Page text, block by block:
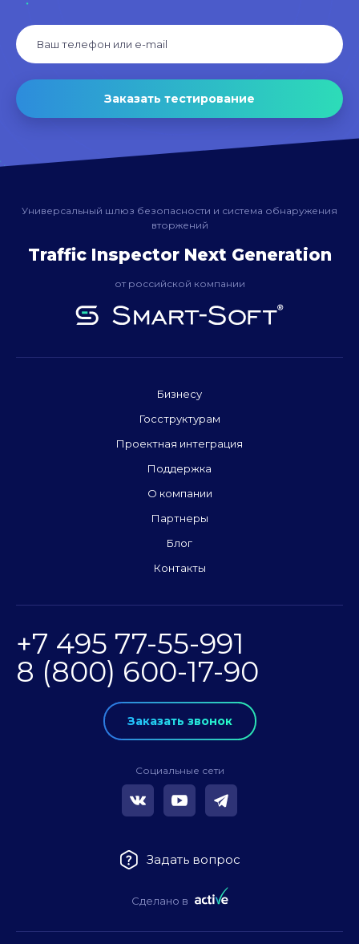
Заказать тестирование
Универсальный шлюз безопасности и система обнаружения
вторжений
Traffic Inspector Next Generation
от российской компании
Бизнесу
Госструктурам
Проектная интеграция
Поддержка
О компании
Партнеры
Блог
Контакты
+7 495 77-55-991
8 (800) 600-17-90
Заказать звонок
Социальные сети
Задать вопрос
Сделано в